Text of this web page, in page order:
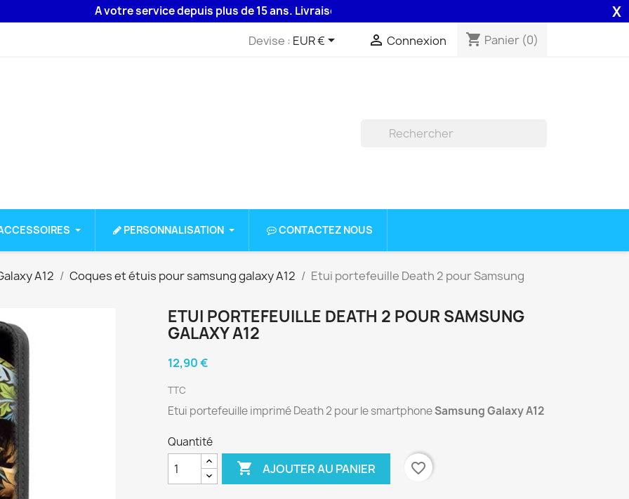
A votre service depuis plus de 15 ans. Livraison 48H assurée par la Poste . X
Devise : EUR €  Connexion shopping_cart Panier (0)
PERSONNALISATION CONTACTEZ NOUS
A12 Coques et étuis pour samsung galaxy A12 Etui portefeuille Death 2 pour Samsung
ETUI PORTEFEUILLE DEATH 2 POUR SAMSUNG
GALAXY A12
12,90 €
TTC
Etui portefeuille imprimé Death 2 pour le smartphoneSamsung Galaxy A12
Quantité
 AJOUTER AU PANIER favorite_border